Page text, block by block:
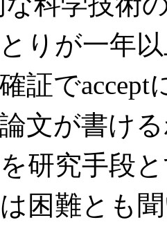
りが一年
証で
文が書け
研究手段
困難とも